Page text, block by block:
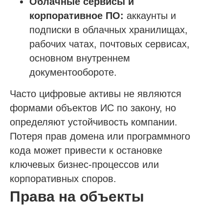
корпоративное ПО: аккаунты и
подписки в облачных хранилищах,
рабочих чатах, почтовых сервисах,
основном внутреннем
документообороте.
Часто цифровые активы не являются
формами объектов ИС по закону, но
определяют устойчивость компании.
Потеря прав домена или программного
кода может привести к остановке
ключевых бизнес-процессов или
корпоративных споров.
Права на объекты